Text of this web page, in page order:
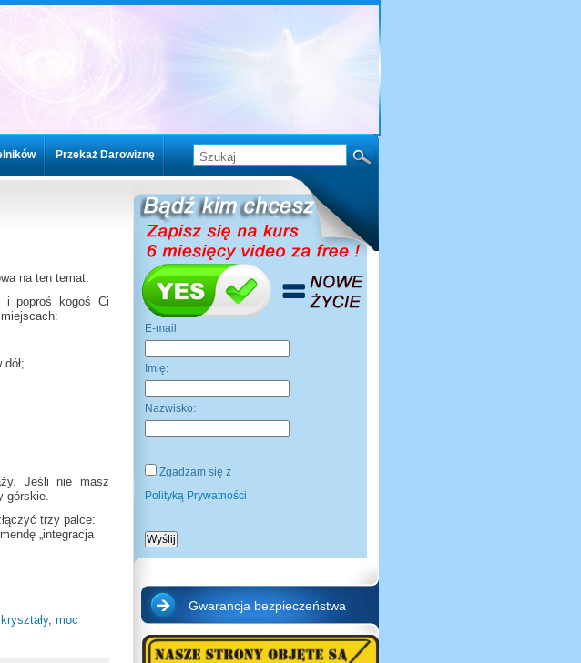
na ten temat:
i poproś kogoś Ci
Jeśli nie masz
górskie.
trzy palce:
„integracja
kryształy, moc
E-mail:
Imię:
Nazwisko:
Zgadzam się z
Polityką Prywatności
Gwarancja bezpieczeństwa
Przekaż Darowiznę